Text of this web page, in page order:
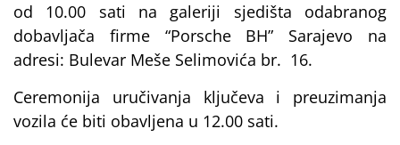
od 10.00 sati na galeriji sjedišta odabranog
dobavljača firme “Porsche BH” Sarajevo na
adresi: Bulevar Meše Selimovića br. 16.
Ceremonija uručivanja ključeva i preuzimanja
vozila će biti obavljena u 12.00 sati.